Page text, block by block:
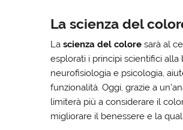
La scienza del
Lascienza del colore sarà al
esplorati i principi scientifici
neurofisiologia e psicologia,
funzionalità. Oggi, grazie a
limiterà più a considerare il
migliorare il benessere e la